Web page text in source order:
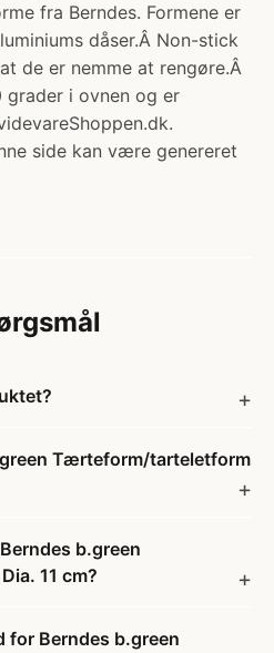
fra Berndes. Formene er
dåser.Â Non-stick
de er nemme at rengøre.Â
grader i ovnen og er
side kan være genereret
Tærteform/tarteletform
b.green
11 cm?
for Berndes b.green